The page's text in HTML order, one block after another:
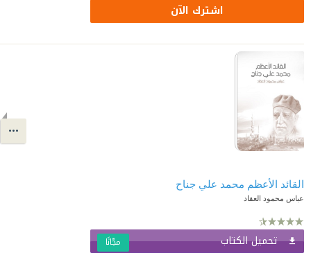
اشترك الآن
القائد الأعظم محمد علي جناح
عباس محمود العقاد
تحميل الكتاب مجّانًا